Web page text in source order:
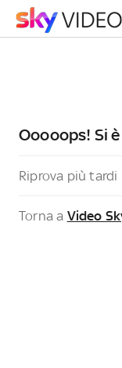
Ooooops! Si
Riprova più tardi
Torna a Video